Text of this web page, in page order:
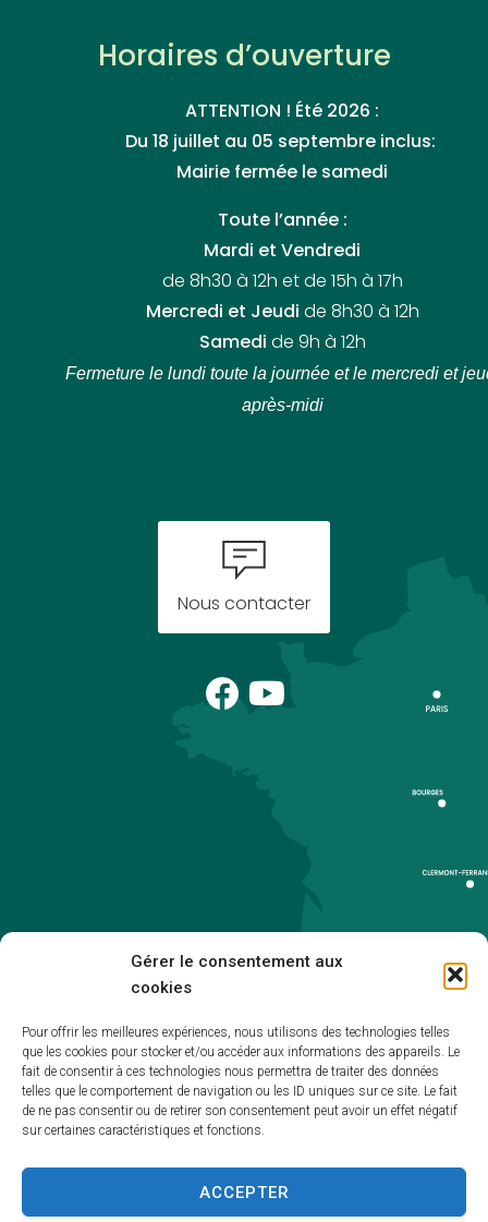
Gérer le consentement aux
cookies
Pour offrir les meilleures expériences, nous utilisons des technologies telles
que les cookies pour stocker et/ou accéder aux informations des appareils. Le
fait de consentir à ces technologies nous permettra de traiter des données
telles que le comportement de navigation ou les ID uniques sur ce site. Le fait
de ne pas consentir ou de retirer son consentement peut avoir un effet négatif
sur certaines caractéristiques et fonctions.
ACCEPTER
Horaires d’ouverture
ATTENTION ! Été 2026 :
Du 18 juillet au 05 septembre inclus:
Mairie fermée le samedi
Toute l’année :
Mardi et Vendredi
de 8h30 à 12h et de 15h à 17h
Mercredi et Jeudi de 8h30 à 12h
Samedi de 9h à 12h
Fermeture le lundi toute la journée et le mercredi et
après-midi
Nous contacter
Accessibilité